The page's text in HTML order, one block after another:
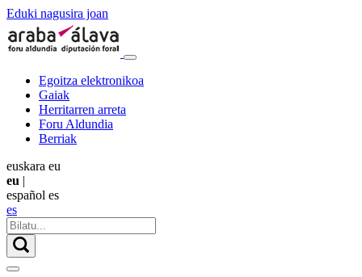
Eduki nagusira joan
Egoitza elektronikoa
Gaiak
Herritarren arreta
Foru Aldundia
Berriak
euskara eu
eu |
español es
es